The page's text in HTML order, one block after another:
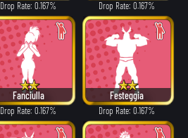
Drop Rate: 0.167% Drop Rate: 0.167%
Fanciulla
Drop Rate: 0.167%
Festeggia
Drop Rate: 0.167%